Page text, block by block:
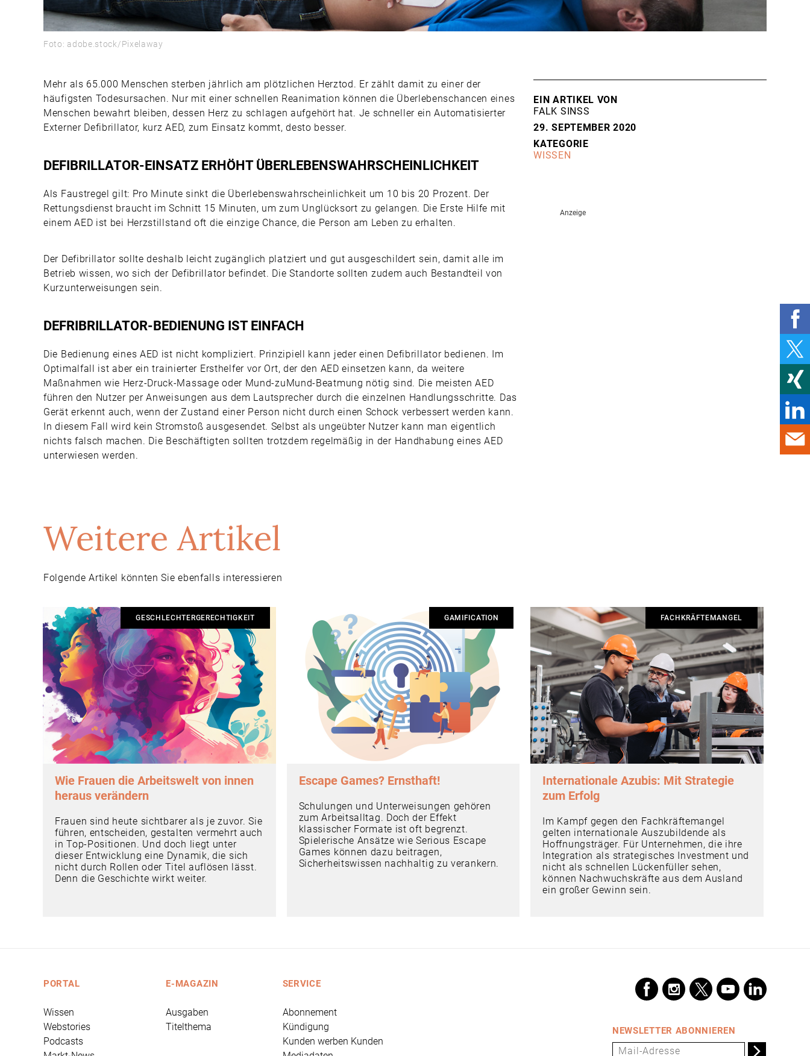
Foto: adobe.stock/Pixelaway
Mehr als 65.000 Menschen sterben jährlich am plötzlichen Herztod. Er zählt damit zu einer der
häufigsten Todesursachen. Nur mit einer schnellen Reanimation können die Überlebenschancen eines
Menschen bewahrt bleiben, dessen Herz zu schlagen aufgehört hat. Je schneller ein Automatisierter
Externer Defibrillator, kurz AED, zum Einsatz kommt, desto besser.
DEFIBRILLATOR-EINSATZ ERHÖHT ÜBERLEBENSWAHR­SCHEINLICHKEIT
Als Faustregel gilt: Pro Minute sinkt die Überlebenswahrscheinlichkeit um 10 bis 20 Prozent. Der
Rettungsdienst braucht im Schnitt 15 Minuten, um zum Unglücksort zu gelangen. Die Erste Hilfe mit
einem AED ist bei Herzstillstand oft die einzige Chance, die Person am Leben zu erhalten.
Der Defibrillator sollte deshalb leicht zugänglich platziert und gut ausgeschildert sein, damit alle im
Betrieb wissen, wo sich der Defibrillator befindet. Die Standorte sollten zudem auch Bestandteil von
Kurzunterweisungen sein.
DEFRIBRILLATOR-BEDIENUNG IST EINFACH
Die Bedienung eines AED ist nicht kompliziert. Prinzipiell kann jeder einen Defibrillator bedienen. Im
Optimalfall ist aber ein trainierter Ersthelfer vor Ort, der den AED einsetzen kann, da weitere
Maßnahmen wie Herz-Druck-Massage oder Mund-zuMund-Beatmung nötig sind. Die meisten AED
führen den Nutzer per Anweisungen aus dem Lautsprecher durch die einzelnen Handlungsschritte. Das
Gerät erkennt auch, wenn der Zustand einer Person nicht durch einen Schock verbessert werden kann.
In diesem Fall wird kein Stromstoß ausgesendet. Selbst als ungeübter Nutzer kann man eigentlich
nichts falsch machen. Die Beschäftigten sollten trotzdem regelmäßig in der Handhabung eines AED
unterwiesen werden.
EIN ARTIKEL VON
FALK SINSS
29. SEPTEMBER 2020
KATEGORIE
WISSEN
Weitere Artikel
Folgende Artikel könnten Sie ebenfalls interessieren
GESCHLECHTERGERECHTIGKEIT
Wie Frauen die Arbeitswelt von innen
heraus verändern
Frauen sind heute sichtbarer als je zuvor. Sie
führen, entscheiden, gestalten vermehrt auch
in Top-Positionen. Und doch liegt unter
dieser Entwicklung eine Dynamik, die sich
nicht durch Rollen oder Titel auflösen lässt.
Denn die Geschichte wirkt weiter.
GAMIFICATION
Escape Games? Ernsthaft!
Schulungen und Unterweisungen gehören
zum Arbeitsalltag. Doch der Effekt
klassischer Formate ist oft begrenzt.
Spielerische Ansätze wie Serious Escape
Games können dazu beitragen,
Sicherheitswissen nachhaltig zu verankern.
FACHKRÄFTEMANGEL
Internationale Azubis: Mit Strategie
zum Erfolg
Im Kampf gegen den Fachkräftemangel
gelten internationale Auszubildende als
Hoffnungsträger. Für Unternehmen, die ihre
Integration als strategisches Investment und
nicht als schnellen Lückenfüller sehen,
können Nachwuchskräfte aus dem Ausland
ein großer Gewinn sein.
PORTAL
Wissen
Webstories
Podcasts
E-MAGAZIN
Ausgaben
Titelthema
SERVICE
Abonnement
Kündigung
Kunden werben Kunden
NEWSLETTER ABONNIEREN